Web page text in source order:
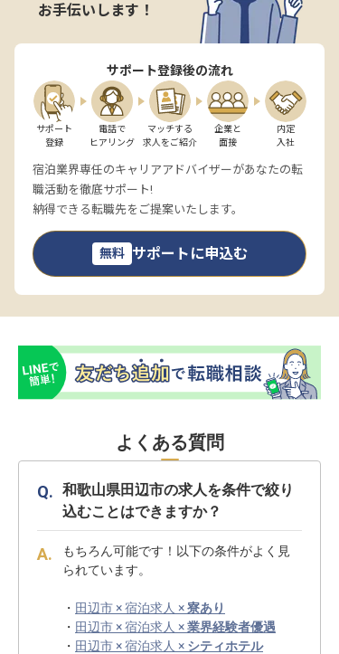
お手伝いします！
サポート登録後の流れ
サポート
登録
電話で
ヒアリング
マッチする
求人をご紹介
企業と
面接
内定
入社
宿泊業界専任のキャリアアドバイザーがあなたの転
職活動を徹底サポート!
納得できる転職先をご提案いたします。
無料 サポートに申込む
よくある質問
和歌山県田辺市の求人を条件で絞り
込むことはできますか？
もちろん可能です！以下の条件がよく見
られています。
・ 田辺市 × 宿泊求人 ×寮あり
・ 田辺市 × 宿泊求人 ×業界経験者優遇
・ 田辺市 × 宿泊求人 × シティホテル